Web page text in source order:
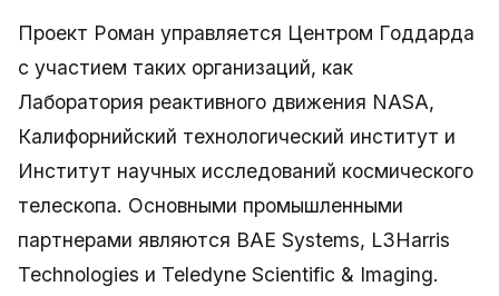
Проект Роман управляется Центром Годдарда
с участием таких организаций, как
Лаборатория реактивного движения NASA,
Калифорнийский технологический институт и
Институт научных исследований космического
телескопа. Основными промышленными
партнерами являются BAE Systems, L3Harris
Technologies и Teledyne Scientific & Imaging.